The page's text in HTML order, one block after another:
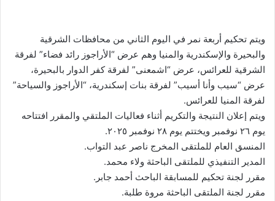
ويتم تحكيم أربعة نمر في اليوم الثاني من محافظات الشرقية
والبحيرة والإسكندرية والمنيا وهم عرض “الأراجوز رائد فضاء” لفرقة
الشرقية للعرائس، عرض “اشمعنى” لفرقة كفر الدوار بالبحيرة،
عرض “سيب وأنا أسيب” لفرقة بنات إسكندرية، “الأراجوز والسياحة”
لفرقة المنيا للعرائس.
ويتم إعلان النتيجة والتكريم أثناء فعاليات الملتقي والمقرر افتتاحه
يوم ٢٦ نوفمبر ويختتم يوم ٢٨ نوفمبر ٢٠٢٥.
المنسق العام للملتقى المخرج ناصر عبد التواب.
المدير التنفيذي للملتقى الباحثة ولاء محمد.
مقرر لجنة تحكيم للمسابقة الباحث أحمد جابر.
مقرر لجنة الملتقى الباحثة مروة طلبة.